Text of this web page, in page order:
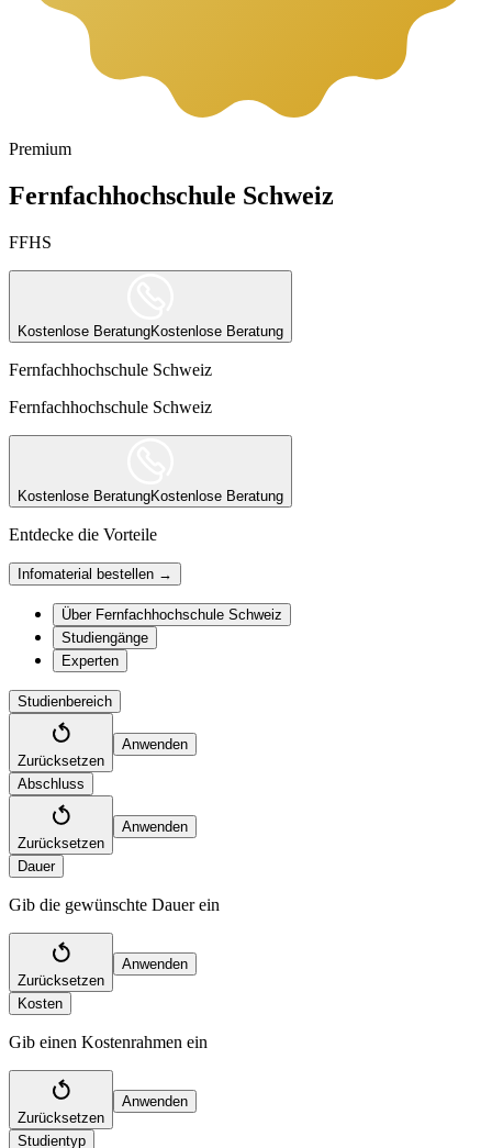
Premium
Fernfachhochschule Schweiz
FFHS
Kostenlose BeratungKostenlose Beratung
Fernfachhochschule Schweiz
Fernfachhochschule Schweiz
Kostenlose BeratungKostenlose Beratung
Entdecke die Vorteile
Infomaterial bestellen →
Über Fernfachhochschule Schweiz
Studiengänge
Experten
Studienbereich
Zurücksetzen
Anwenden
Abschluss
Zurücksetzen
Anwenden
Dauer
Gib die gewünschte Dauer ein
Zurücksetzen
Anwenden
Kosten
Gib einen Kostenrahmen ein
Zurücksetzen
Anwenden
Studientyp